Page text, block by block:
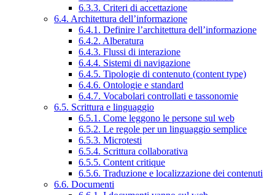
6.3.3. Criteri di accettazione
6.4. Architettura dell’informazione
6.4.1. Definire l’architettura dell’informazione
6.4.2. Alberatura
6.4.3. Flussi di interazione
6.4.4. Sistemi di navigazione
6.4.5. Tipologie di contenuto (content type)
6.4.6. Ontologie e standard
6.4.7. Vocabolari controllati e tassonomie
6.5. Scrittura e linguaggio
6.5.1. Come leggono le persone sul web
6.5.2. Le regole per un linguaggio semplice
6.5.3. Microtesti
6.5.4. Scrittura collaborativa
6.5.5. Content critique
6.5.6. Traduzione e localizzazione dei contenuti
6.6. Documenti